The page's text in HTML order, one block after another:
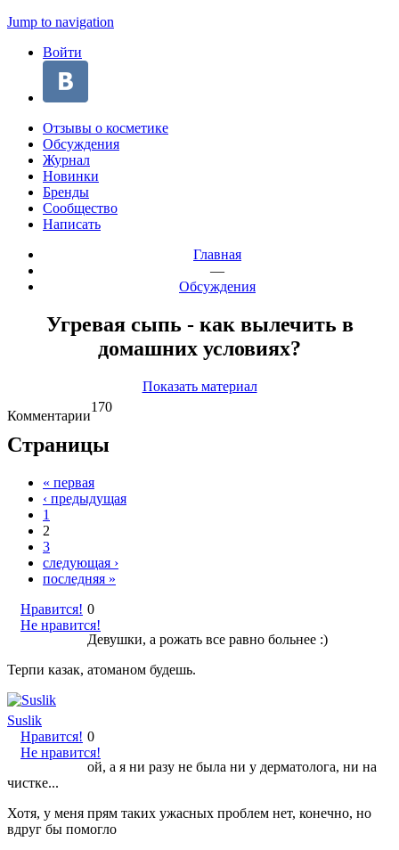
Jump to navigation
Войти
Отзывы о косметике
Обсуждения
Журнал
Новинки
Бренды
Сообщество
Написать
Главная
—
Обсуждения
Угревая сыпь - как вылечить в
домашних условиях?
Показать материал
Комментарии
170
Страницы
« первая
‹ предыдущая
1
2
3
следующая ›
последняя »
Нравится!
Не нравится!
0
Девушки, а рожать все равно больнее :)
Терпи казак, атоманом будешь.
Suslik
Нравится!
Не нравится!
0
ой, а я ни разу не была ни у дерматолога, ни на
чистке...
Хотя, у меня прям таких ужасных проблем нет, конечно, но
вдруг бы помогло